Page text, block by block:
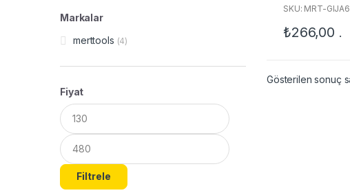
u
t
f
5
SKU: MRT-
₺266,00 .
Gösterilen sonuç
Markalar
merttools (4)
Fiyat
Filtrele